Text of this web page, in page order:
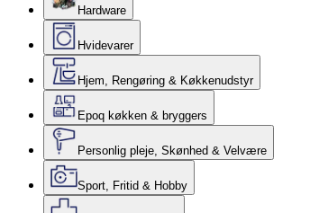
Hardware
Hvidevarer
Hjem, Rengøring & Køkkenudstyr
Epoq køkken & bryggers
Personlig pleje, Skønhed & Velvære
Sport, Fritid & Hobby